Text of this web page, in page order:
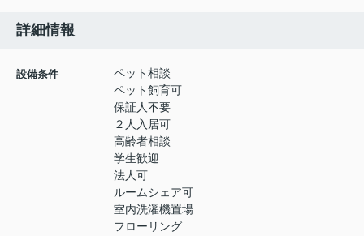
詳細情報
設備条件
ペット相談
ペット飼育可
保証人不要
２人入居可
高齢者相談
学生歓迎
法人可
ルームシェア可
室内洗濯機置場
フローリング